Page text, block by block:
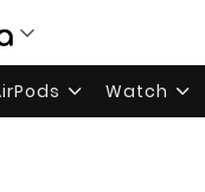
Watch